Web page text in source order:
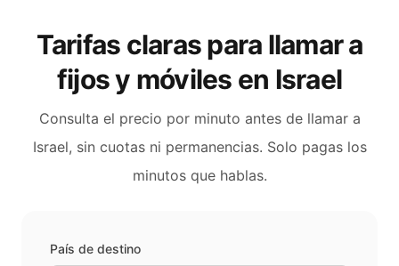
Tarifas claras para llamar a
fijos y móviles en Israel
Consulta el precio por minuto antes de llamar a
Israel, sin cuotas ni permanencias. Solo pagas los
minutos que hablas.
País de destino